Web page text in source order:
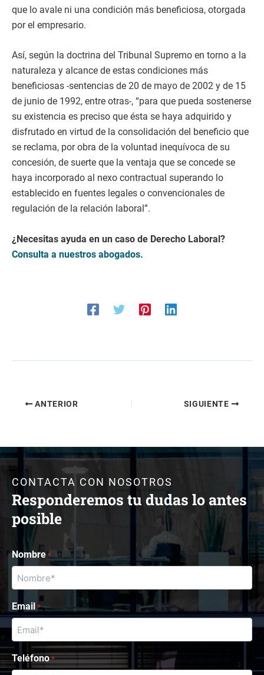
que lo avale ni una condición más beneficiosa, otorgada
por el empresario.
Así, según la doctrina del Tribunal Supremo en torno a la
naturaleza y alcance de estas condiciones más
beneficiosas -sentencias de 20 de mayo de 2002 y de 15
de junio de 1992, entre otras-, “para que pueda sostenerse
su existencia es preciso que ésta se haya adquirido y
disfrutado en virtud de la consolidación del beneficio que
se reclama, por obra de la voluntad inequívoca de su
concesión, de suerte que la ventaja que se concede se
haya incorporado al nexo contractual superando lo
establecido en fuentes legales o convencionales de
regulación de la relación laboral”.
¿Necesitas ayuda en un caso de Derecho Laboral?
Consulta a nuestros abogados.
ANTERIOR SIGUIENTE
CONTACTA CON NOSOTROS
Responderemos tu dudas lo antes
posible
Nombre *
Email *
Teléfono *